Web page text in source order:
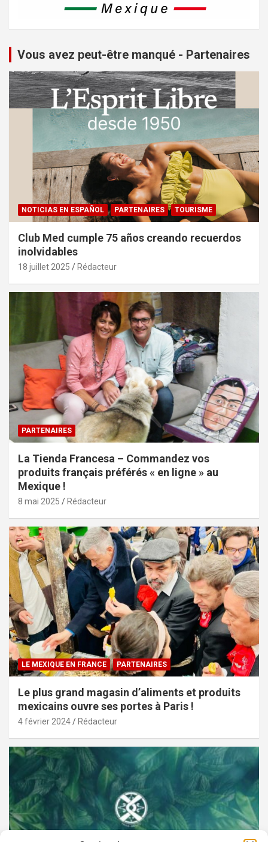
Vous avez peut-être manqué - Partenaires
NOTICIAS EN ESPAÑOL PARTENAIRES TOURISME
Club Med cumple 75 años creando recuerdos
inolvidables
18 juillet 2025 Rédacteur
PARTENAIRES
La Tienda Francesa – Commandez vos
produits français préférés « en ligne » au
Mexique !
8 mai 2025 Rédacteur
LE MEXIQUE EN FRANCE PARTENAIRES
Le plus grand magasin d’aliments et produits
mexicains ouvre ses portes à Paris !
4 février 2024 Rédacteur